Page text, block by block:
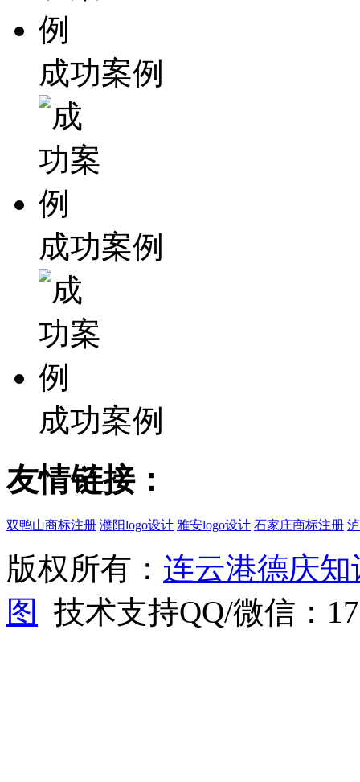
成功案例
成功案例
成功案例
友情链接：
双鸭山商标注册 濮阳logo设计 雅安logo设计 石家庄商标注册
版权所有： 连云港德庆
图
技术支持QQ/微信：